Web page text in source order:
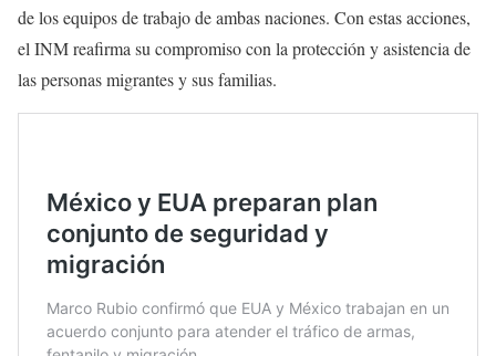
de los equipos de trabajo de ambas naciones. Con estas acciones,
el INM reafirma su compromiso con la protección y asistencia de
las personas migrantes y sus familias.